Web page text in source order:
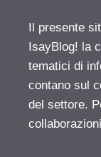
Il presente
IsayBlog! la
tematici di
contano sul
del settore.